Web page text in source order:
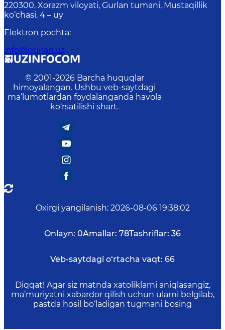
220300, Xorazm viloyati, Gurlan tumani, Mustaqillik
ko‘chasi, 4 – uy
Elektron pochta:
info@gurlan.uz
© 2001-2026 Barcha huquqlar
himoyalangan. Ushbu veb-saytdagi
ma’lumotlardan foydalanganda havola
ko‘rsatilishi shart.
Oxirgi yangilanish: 2026-08-06 19:38:02
Onlayn: 0Amallar: 78Tashriflar: 36
Veb-saytdagi o‘rtacha vaqt: 66
Diqqat! Agar siz matnda xatoliklarni aniqlasangiz,
ma’muriyatni xabardor qilish uchun ularni belgilab,
pastda hosil bo‘ladigan tugmani bosing